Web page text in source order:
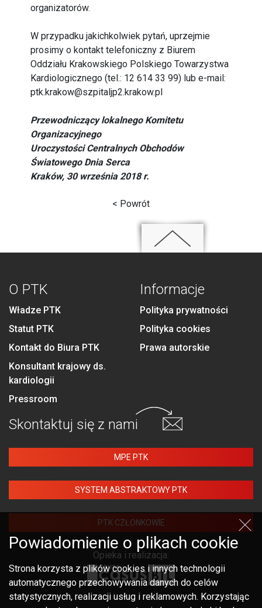
organizatorów.
W przypadku jakichkolwiek pytań, uprzejmie
prosimy o kontakt telefoniczny z Biurem
Oddziału Krakowskiego Polskiego Towarzystwa
Kardiologicznego (tel.: 12 614 33 99) lub e-mail:
ptk.krakow@szpitaljp2.krakow.pl
Przewodniczący lokalnego Komitetu
Organizacyjnego
Uroczystości Centralnych Obchodów
Światowego Dnia Serca
Kraków, 30 września 2018 r.
< Powrót
O PTK
Władze PTK
Statut PTK
Kontakt do Biura PTK
Konsultant krajowy ds.
kardiologii
Pressroom
Informacje
Polityka prywatności
Polityka cookies
Prawa autorskie
Skontaktuj się z nami
MPE PTK
SYSTEM ABSTRAKTOWY PTK
PTK CZŁONKOWIE
Opieka i realizacja:
Powiadomienie o plikach cookie
Strona korzysta z plików cookies i innych technologii
automatycznego przechowywania danych do celów
statystycznych, realizacji usług i reklamowych. Korzystając